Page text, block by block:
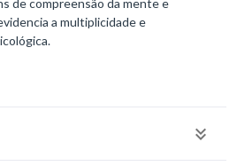
de compreensão da mente e
a multiplicidade e